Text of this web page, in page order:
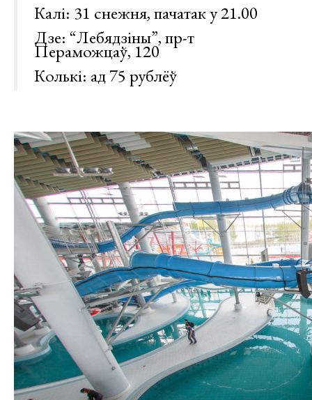
Калі: 31 снежня, пачатак у 21.00
Дзе: “Лебядзіны”, пр-т
Пераможцаў, 120
Колькі: ад 75 рублёў